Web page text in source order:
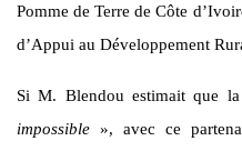
Pomme de Terre de Côte
d’Appui au Développement
Si M. Blendou estimait que
impossible », avec ce